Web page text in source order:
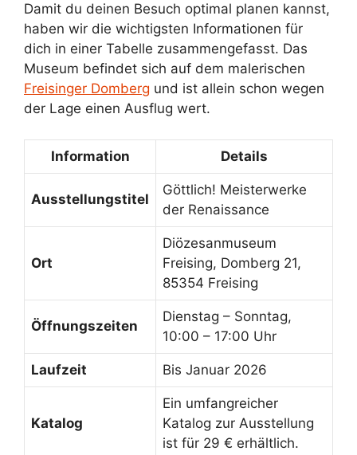
Damit du deinen Besuch optimal planen kannst,
haben wir die wichtigsten Informationen für
dich in einer Tabelle zusammengefasst. Das
Museum befindet sich auf dem malerischen
Freisinger Domberg und ist allein schon wegen
der Lage einen Ausflug wert.
Information Details
Ausstellungstitel
Göttlich! Meisterwerke
der Renaissance
Ort
Diözesanmuseum
Freising, Domberg 21,
85354 Freising
Öffnungszeiten
Dienstag – Sonntag,
10:00 – 17:00 Uhr
Laufzeit Bis Januar 2026
Katalog
Ein umfangreicher
Katalog zur Ausstellung
ist für 29 € erhältlich.